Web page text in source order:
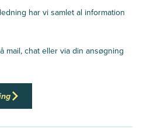
har vi samlet al information
mail, chat eller via din ansøgning